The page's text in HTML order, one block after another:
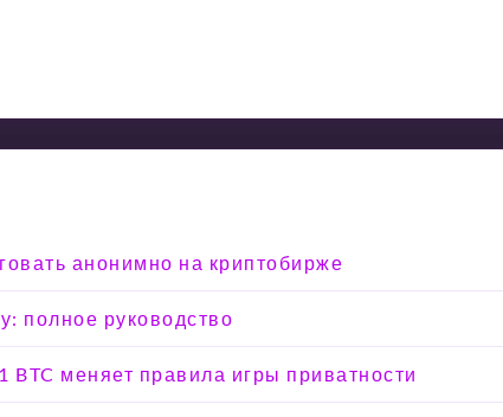
анонимно на криптобирже
полное руководство
меняет правила игры приватности